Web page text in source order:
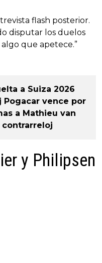
flash posterior.
disputar los duelos
que apetece.”
a Suiza 2026
Pogacar vence por
a Mathieu van
contrarreloj
y Philipsen